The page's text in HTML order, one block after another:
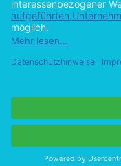
Beliebiges
ab 2026
ab 2025
ab 2023
ab 2010
Cookie-Einstellungen